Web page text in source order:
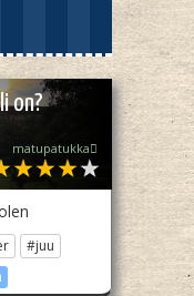
on?
matupatukka🫪
#juu